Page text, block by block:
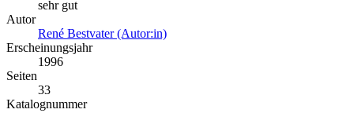
sehr gut
Autor
René Bestvater (Autor:in)
Erscheinungsjahr
1996
Seiten
33
Katalognummer